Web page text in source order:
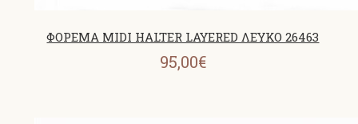
ΦΟΡΕΜΑ MIDI HALTER LAYERED ΛΕΥΚΟ 26463
95,00€